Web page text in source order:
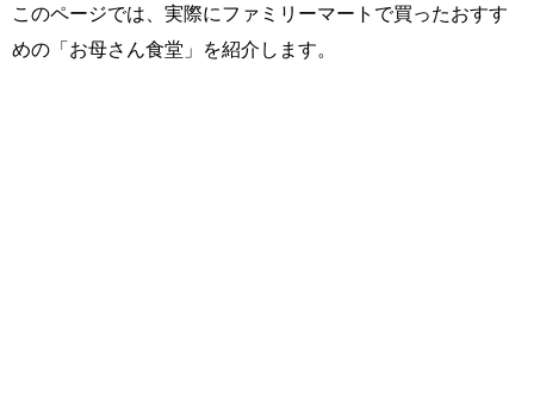
このページでは、実際にファミリーマートで買ったおすす
めの「お母さん食堂」を紹介します。